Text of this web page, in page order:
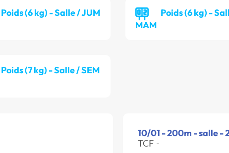
Poids (6 kg) - Salle / JUM
Poids (6 kg) -
MAM
Poids (7 kg) - Salle / SEM
10/01 - 200m - salle -
TCF -